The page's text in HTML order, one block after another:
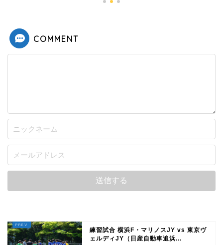
COMMENT
練習試合 横浜F・マリノスJY vs 東京ヴ
ェルディJY（日産自動車追浜...